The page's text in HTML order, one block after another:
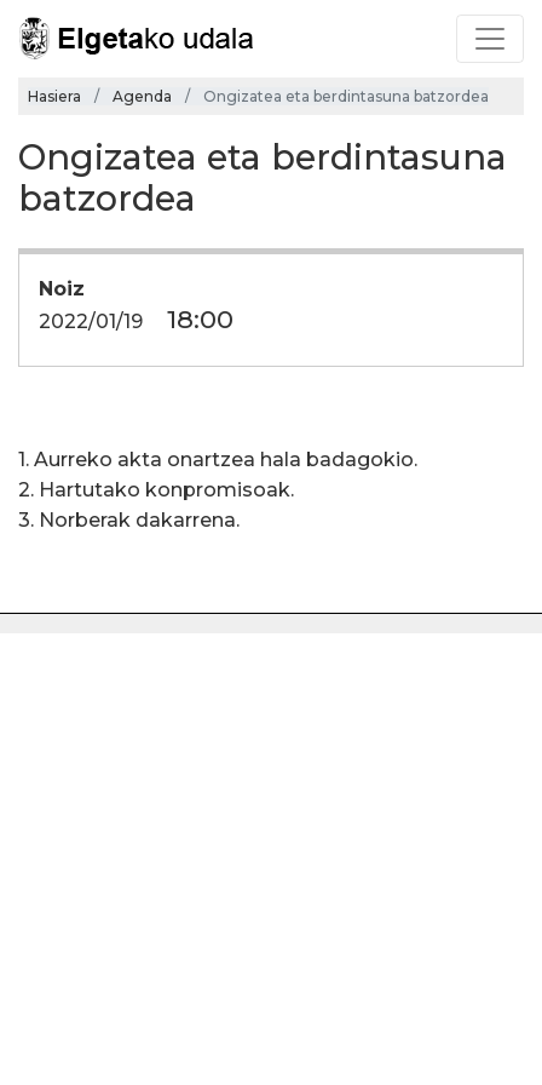
Hasiera Agenda Ongizatea eta berdintasuna batzordea
Ongizatea eta berdintasuna
batzordea
Noiz
2022/01/19
18:00
1. Aurreko akta onartzea hala badagokio.
2. Hartutako konpromisoak.
3. Norberak dakarrena.